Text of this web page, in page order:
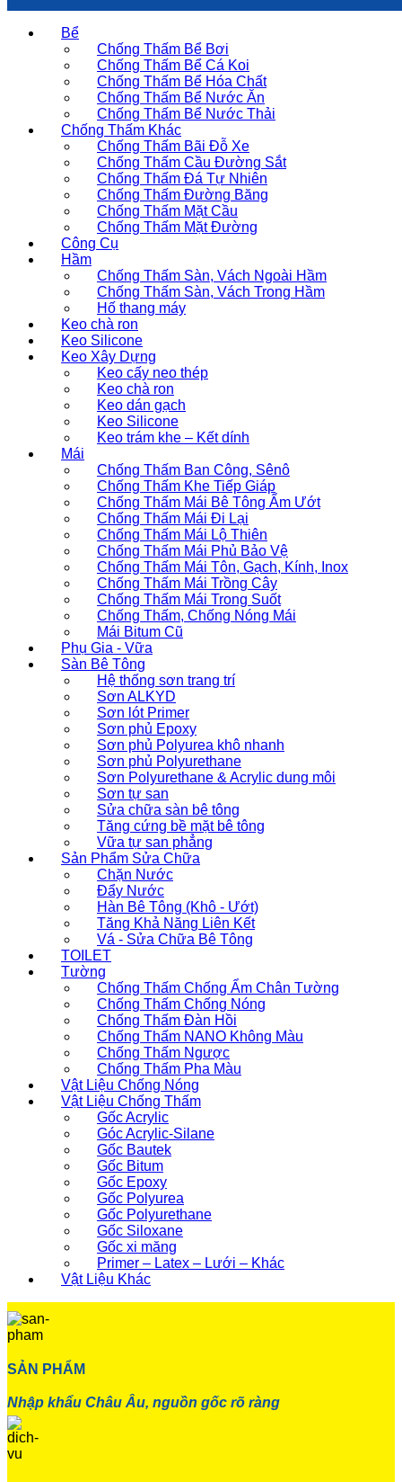
Bể
Chống Thấm Bể Bơi
Chống Thấm Bể Cá Koi
Chống Thấm Bể Hóa Chất
Chống Thấm Bể Nước Ăn
Chống Thấm Bể Nước Thải
Chống Thấm Khác
Chống Thấm Bãi Đỗ Xe
Chống Thấm Cầu Đường Sắt
Chống Thấm Đá Tự Nhiên
Chống Thấm Đường Băng
Chống Thấm Mặt Cầu
Chống Thấm Mặt Đường
Công Cụ
Hầm
Chống Thấm Sàn, Vách Ngoài Hầm
Chống Thấm Sàn, Vách Trong Hầm
Hố thang máy
Keo chà ron
Keo Silicone
Keo Xây Dựng
Keo cấy neo thép
Keo chà ron
Keo dán gạch
Keo Silicone
Keo trám khe – Kết dính
Mái
Chống Thấm Ban Công, Sênô
Chống Thấm Khe Tiếp Giáp
Chống Thấm Mái Bê Tông Ẩm Ướt
Chống Thấm Mái Đi Lại
Chống Thấm Mái Lộ Thiên
Chống Thấm Mái Phủ Bảo Vệ
Chống Thấm Mái Tôn, Gạch, Kính, Inox
Chống Thấm Mái Trồng Cây
Chống Thấm Mái Trong Suốt
Chống Thấm, Chống Nóng Mái
Mái Bitum Cũ
Phụ Gia - Vữa
Sàn Bê Tông
Hệ thống sơn trang trí
Sơn ALKYD
Sơn lót Primer
Sơn phủ Epoxy
Sơn phủ Polyurea khô nhanh
Sơn phủ Polyurethane
Sơn Polyurethane & Acrylic dung môi
Sơn tự san
Sửa chữa sàn bê tông
Tăng cứng bề mặt bê tông
Vữa tự san phẳng
Sản Phẩm Sửa Chữa
Chặn Nước
Đẩy Nước
Hàn Bê Tông (Khô - Ướt)
Tăng Khả Năng Liên Kết
Vá - Sửa Chữa Bê Tông
TOILET
Tường
Chống Thấm Chống Ẩm Chân Tường
Chống Thấm Chống Nóng
Chống Thấm Đàn Hồi
Chống Thấm NANO Không Màu
Chống Thấm Ngược
Chống Thấm Pha Màu
Vật Liệu Chống Nóng
Vật Liệu Chống Thấm
Gốc Acrylic
Góc Acrylic-Silane
Gốc Bautek
Gốc Bitum
Gốc Epoxy
Gốc Polyurea
Gốc Polyurethane
Gốc Siloxane
Gốc xi măng
Primer – Latex – Lưới – Khác
Vật Liệu Khác
SẢN PHẨM
Nhập khẩu Châu Âu, nguồn gốc rõ ràng